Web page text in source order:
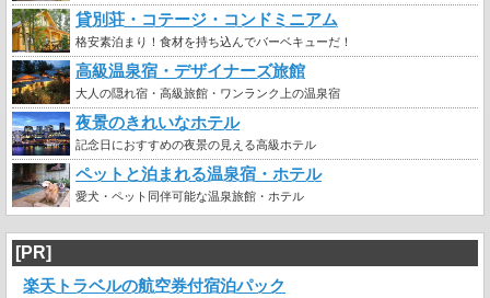
貸別荘・コテージ・コンドミニアム
格安素泊まり！食材を持ち込んでバーベキューだ！
高級温泉宿・デザイナーズ旅館
大人の隠れ宿・高級旅館・ワンランク上の温泉宿
夜景のきれいなホテル
記念日におすすめの夜景の見える高級ホテル
ペットと泊まれる温泉宿・ホテル
愛犬・ペット同伴可能な温泉旅館・ホテル
[PR]
楽天トラベルの航空券付宿泊パック